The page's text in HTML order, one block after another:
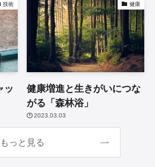
技術
ッ
健康
健康増進と生きがいにつな
がる「森林浴」
2023.03.03
もっと見る